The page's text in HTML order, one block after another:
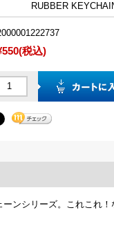
RUBBER
税込)
ンシリーズ。これこれ